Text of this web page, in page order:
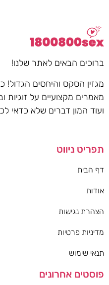
ברוכים הבאים לאתר שלנו!
מגזין הסקס והיחסים הגדול!
מאמרים מקצועיים על זוגיות
ועוד המון דברים שלא כדאי
תפריט ניווט
דף הבית
אודות
הצהרת נגישות
מדיניות פרטיות
תנאי שימוש
פוסטים אחרונים